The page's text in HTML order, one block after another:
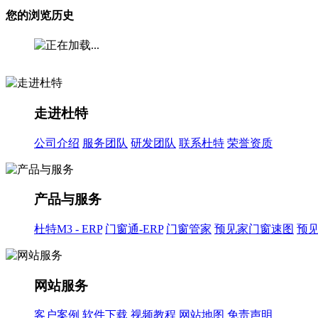
您的浏览历史
走进杜特
公司介绍 服务团队 研发团队 联系杜特 荣誉资质
产品与服务
杜特M3 - ERP 门窗通-ERP 门窗管家 预见家门窗速图 预
网站服务
客户案例 软件下载 视频教程 网站地图 免责声明